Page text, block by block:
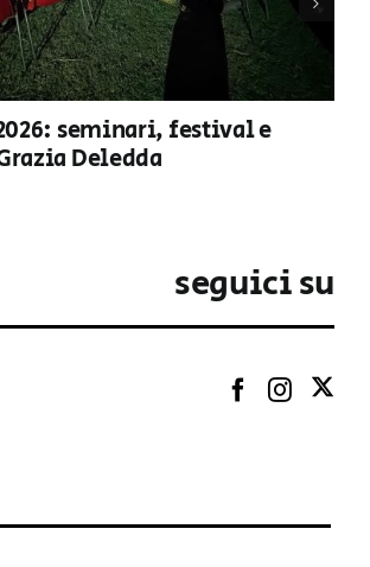
seminari, festival e
Deledda
seguici su